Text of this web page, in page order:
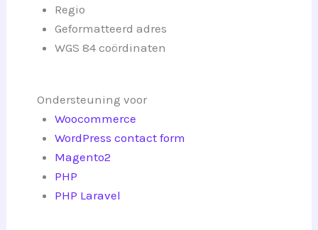
Regio
Geformatteerd adres
WGS 84 coördinaten
Ondersteuning voor
Woocommerce
WordPress contact form
Magento2
PHP
PHP Laravel